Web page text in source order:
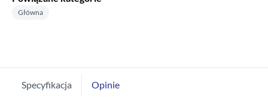
Główna
Specyfikacja Opinie